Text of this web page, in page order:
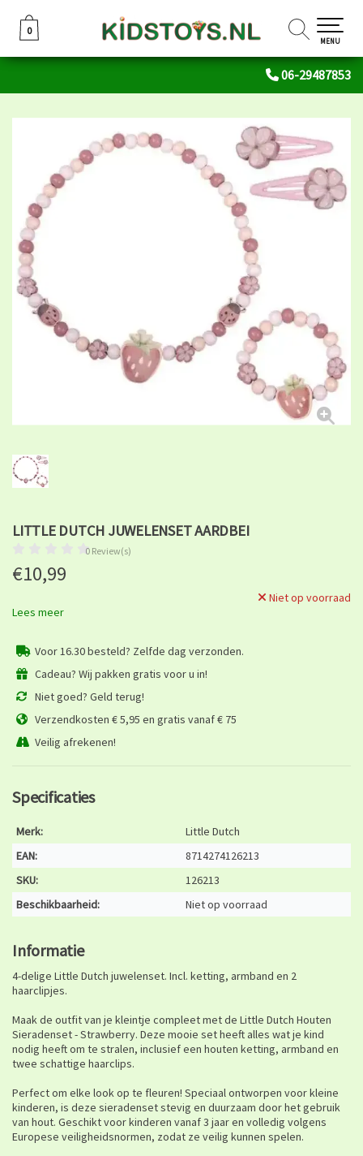
06-29487853
0
0
MENU
LITTLE DUTCH JUWELENSET AARDBEI
0 Review(s)
€10,99
Niet op voorraad
Lees meer
Voor 16.30 besteld? Zelfde dag verzonden.
Cadeau? Wij pakken gratis voor u in!
Niet goed? Geld terug!
Verzendkosten € 5,95 en gratis vanaf € 75
Veilig afrekenen!
Specificaties
Merk:
Little Dutch
EAN:
8714274126213
SKU:
126213
Beschikbaarheid:
Niet op voorraad
Informatie
4-delige Little Dutch juwelenset. Incl. ketting, armband en 2
haarclipjes.
Maak de outfit van je kleintje compleet met de Little Dutch Houten
Sieradenset - Strawberry. Deze mooie set heeft alles wat je kind
nodig heeft om te stralen, inclusief een houten ketting, armband en
twee schattige haarclips.
Perfect om elke look op te fleuren! Speciaal ontworpen voor kleine
kinderen, is deze sieradenset stevig en duurzaam door het gebruik
van hout. Geschikt voor kinderen vanaf 3 jaar en volledig volgens
Europese veiligheidsnormen, zodat ze veilig kunnen spelen.